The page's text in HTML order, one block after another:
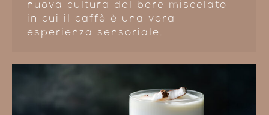
nuova cultura del bere miscelato
in cui il caffè è una vera
esperienza sensoriale.